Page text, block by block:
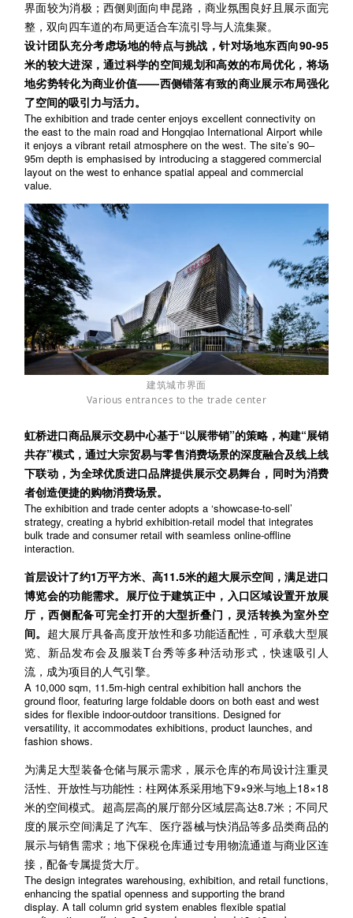
界面较为消极；西侧则面向申昆路，商业氛围良好且展示面完
整，双向四车道的布局更适合车流引导与人流集聚。
设计团队充分考虑场地的特点与挑战，针对场地东西向90-95
米的较大进深，通过科学的空间规划和高效的布局优化，将场
地劣势转化为商业价值——西侧错落有致的商业展示布局强化
了空间的吸引力与活力。
The exhibition and trade center enjoys excellent connectivity on
the east to the main road and Hongqiao International Airport while
it enjoys a vibrant retail atmosphere on the west. The site’s 90–
95m depth is emphasised by introducing a staggered commercial
layout on the west to enhance spatial appeal and commercial
value.
建筑城市界面
Various entrances to the trade center
虹桥进口商品展示交易中心基于“以展带销”的策略，构建“展销
共存”模式，通过大宗贸易与零售消费场景的深度融合及线上线
下联动，为全球优质进口品牌提供展示交易舞台，同时为消费
者创造便捷的购物消费场景。
The exhibition and trade center adopts a ‘showcase-to-sell’
strategy, creating a hybrid exhibition-retail model that integrates
bulk trade and consumer retail with seamless online-offline
interaction.
首层设计了约1万平方米、高11.5米的超大展示空间，满足进口
博览会的功能需求。展厅位于建筑正中，入口区域设置开放展
厅，西侧配备可完全打开的大型折叠门，灵活转换为室外空
间。 超大展厅具备高度开放性和多功能适配性，可承载大型展
览、新品发布会及服装T台秀等多种活动形式，快速吸引人
流，成为项目的人气引擎。
A 10,000 sqm, 11.5m-high central exhibition hall anchors the
ground floor, featuring large foldable doors on both east and west
sides for flexible indoor-outdoor transitions. Designed for
versatility, it accommodates exhibitions, product launches, and
fashion shows.
为满足大型装备仓储与展示需求，展示仓库的布局设计注重灵
活性、开放性与功能性：柱网体系采用地下9×9米与地上18×18
米的空间模式。超高层高的展厅部分区域层高达8.7米；不同尺
度的展示空间满足了汽车、医疗器械与快消品等多品类商品的
展示与销售需求；地下保税仓库通过专用物流通道与商业区连
接，配备专属提货大厅。
The design integrates warehousing, exhibition, and retail functions,
enhancing the spatial openness and supporting the brand
display. A tall column grid system enables flexible spatial